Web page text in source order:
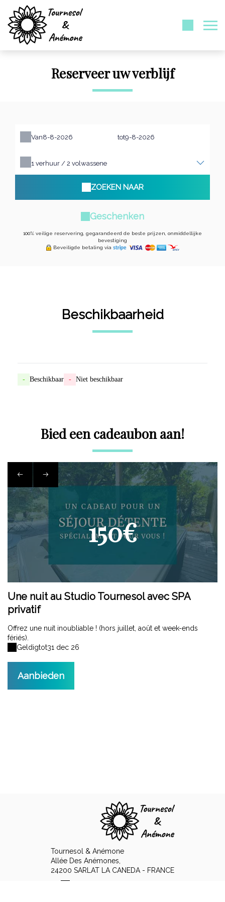
Reserveer uw verblijf
Van tot
1 verhuur / 2 volwassene
ZOEKEN NAAR
Geschenken
100% veilige reservering, gegarandeerd de beste prijzen, onmiddellijke
bevestiging
Beveiligde betaling via
Beschikbaarheid
- Beschikbaar - Niet beschikbaar
Bied een cadeaubon aan!
150€
Une nuit au Studio Tournesol avec SPA
privatif
Offrez une nuit inoubliable ! (hors juillet, août et week-ends
fériés).
Geldigtot31 dec 26
Aanbieden
Tournesol & Anémone
Allée Des Anémones,
24200 SARLAT LA CANEDA - FRANCE